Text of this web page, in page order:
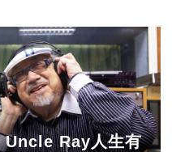
Uncle Ray人生有